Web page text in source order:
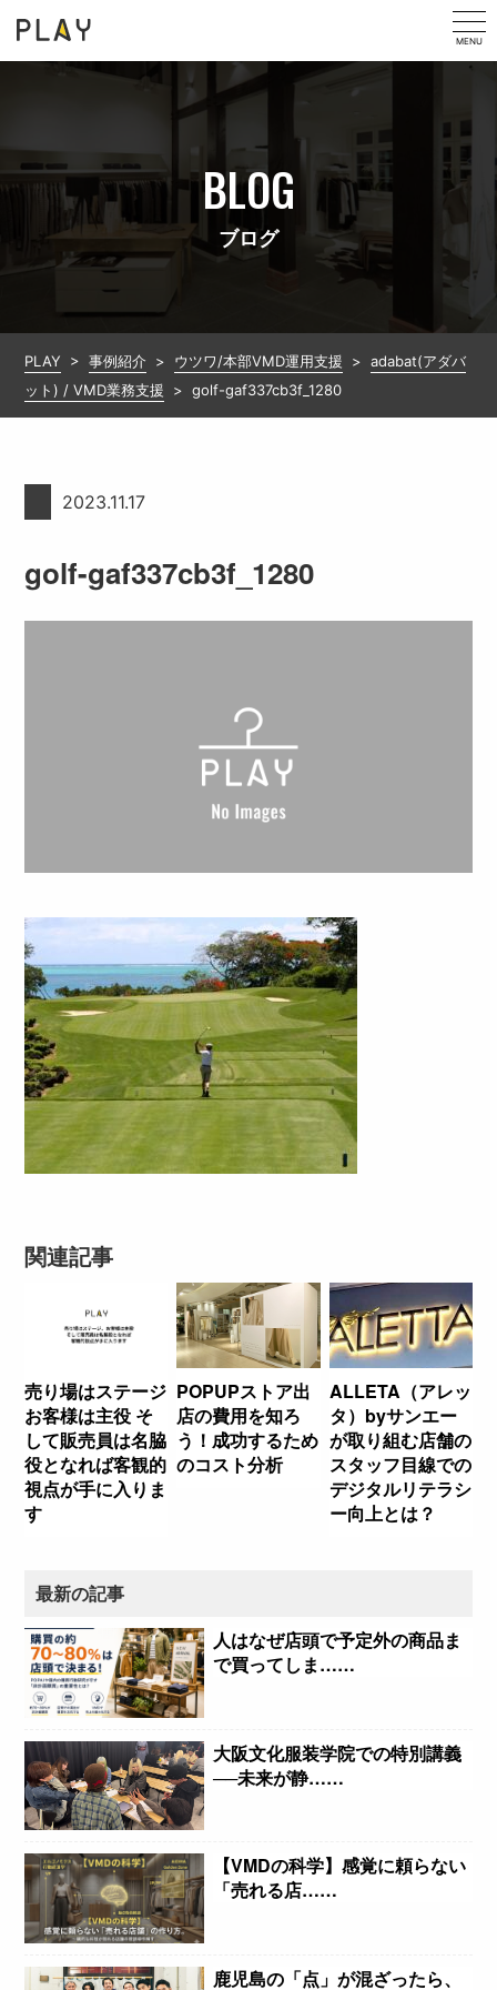
MENU
BLOG
ブログ
PLAY >事例紹介 > ウツワ/本部VMD運用支援 >adabat(アダバ
ット) / VMD業務支援 >golf-gaf337cb3f_1280
2023.11.17
golf-gaf337cb3f_1280
関連記事
売り場はステージ
お客様は主役 そ
して販売員は名脇
役となれば客観的
視点が手に入りま
す
POPUPストア出
店の費用を知ろ
う！成功するため
のコスト分析
ALLETA（アレッ
タ）byサンエー
が取り組む店舗の
スタッフ目線での
デジタルリテラシ
ー向上とは？
最新の記事
人はなぜ店頭で予定外の商品ま
で買ってしま……
大阪文化服装学院での特別講義
──未来が静……
【VMDの科学】感覚に頼らない
「売れる店……
鹿児島の「点」が混ざったら、